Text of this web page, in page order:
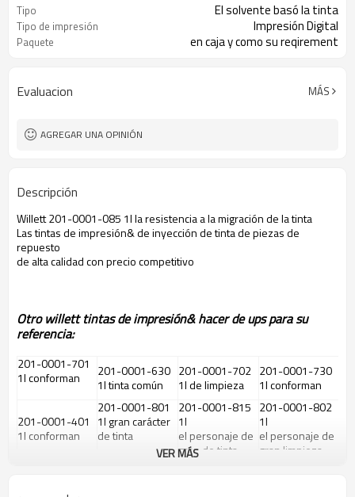
Tipo El solvente basó la tinta
Tipo de impresión Impresión Digital
Paquete en caja y como su reqirement
Evaluacion MÁS
AGREGAR UNA OPINIÓN
Descripción
Willett 201-0001-085 1l la resistencia a la migración de la tinta
Las tintas de impresión& de inyección de tinta de piezas de
repuesto
de alta calidad con precio competitivo
Otro willett tintas de impresión& hacer de ups para su
referencia:
201-0001-701
1l conforman
201-0001-630
1l tinta común
201-0001-702
1l de limpieza
201-0001-730
1l conforman
201-0001-401
1l conforman
201-0001-801
1l gran carácter
de tinta
201-0001-815
1l
el personaje de
gran de tinta
201-0001-802
1l
el personaje de
gran limpieza
VER MÁS